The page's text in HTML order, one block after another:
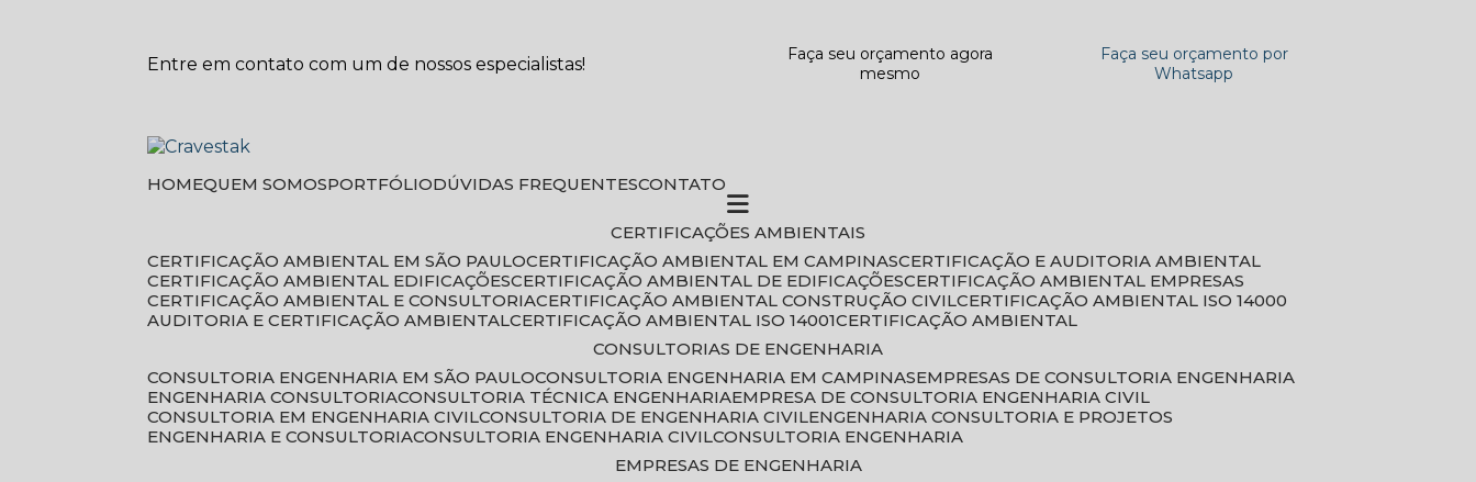
Entre em contato com um de nossos especialistas!
Faça seu orçamento agora
mesmo
Faça seu orçamento por
Whatsapp
HOME QUEM SOMOS PORTFÓLIO DÚVIDAS FREQUENTES CONTATO
CERTIFICAÇÕES AMBIENTAIS
CERTIFICAÇÃO AMBIENTAL EM SÃO PAULO
CERTIFICAÇÃO AMBIENTAL EM CAMPINAS
CERTIFICAÇÃO E AUDITORIA AMBIENTAL
CERTIFICAÇÃO AMBIENTAL EDIFICAÇÕES
CERTIFICAÇÃO AMBIENTAL DE EDIFICAÇÕES
CERTIFICAÇÃO AMBIENTAL EMPRESAS
CERTIFICAÇÃO AMBIENTAL E CONSULTORIA
CERTIFICAÇÃO AMBIENTAL CONSTRUÇÃO CIVIL
CERTIFICAÇÃO AMBIENTAL ISO 14000
AUDITORIA E CERTIFICAÇÃO AMBIENTAL
CERTIFICAÇÃO AMBIENTAL ISO 14001
CERTIFICAÇÃO AMBIENTAL
CONSULTORIAS DE ENGENHARIA
CONSULTORIA ENGENHARIA EM SÃO PAULO CONSULTORIA ENGENHARIA EM CAMPINAS
EMPRESAS DE CONSULTORIA ENGENHARIA
ENGENHARIA CONSULTORIA CONSULTORIA TÉCNICA ENGENHARIA EMPRESA DE CONSULTORIA ENGENHARIA CIVIL
CONSULTORIA EM ENGENHARIA CIVIL CONSULTORIA DE ENGENHARIA CIVIL ENGENHARIA CONSULTORIA E PROJETOS
ENGENHARIA E CONSULTORIA CONSULTORIA ENGENHARIA CIVIL CONSULTORIA ENGENHARIA
EMPRESAS DE ENGENHARIA